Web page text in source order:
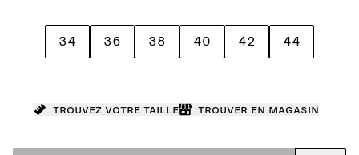
34 36 38 40 42 44
Trouvez votre taille Trouver en magasin